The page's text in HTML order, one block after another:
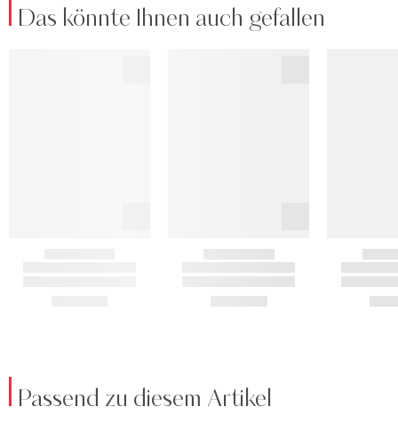
Das könnte Ihnen auch gefallen
Passend zu diesem Artikel